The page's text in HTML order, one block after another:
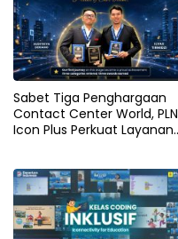
Sabet Tiga Penghargaan
Contact Center World, PLN
Icon Plus Perkuat Layanan